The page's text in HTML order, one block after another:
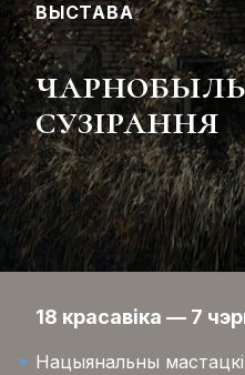
ВЫСТАВА
сузірання
18 красавіка — 7
Нацыянальны мастацкі